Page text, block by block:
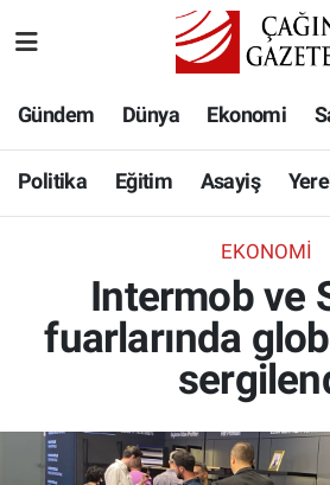
Gündem Dünya Ekonomi
Politika Eğitim Asayiş
EKONOMI
Intermob ve
fuarlarında
Eğitim
Asayiş
Yaşam
Kültür & Sanat
Bilim-Teknoloji
Hava Durumu
Namaz Vakitleri
Süper Lig Puan Durumu ve
Tüm Manşetler
Son Dakika Haberleri